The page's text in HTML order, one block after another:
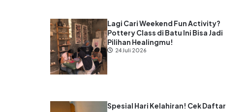
Lagi Cari Weekend Fun Activity?
Pottery Class di Batu Ini Bisa Jadi
Pilihan Healingmu!
24 Juli 2026
Spesial Hari Kelahiran! Cek Daftar